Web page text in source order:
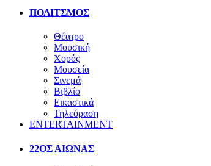
ΠΟΛΙΤΣΜΟΣ
Θέατρο
Μουσική
Χορός
Μουσεία
Σινεμά
Βιβλίο
Εικαστικά
Τηλεόραση
ENTERTAINMENT
22ΟΣ ΑΙΩΝΑΣ